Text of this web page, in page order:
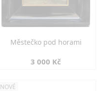
Městečko pod horami
3 000 Kč
NOVÉ